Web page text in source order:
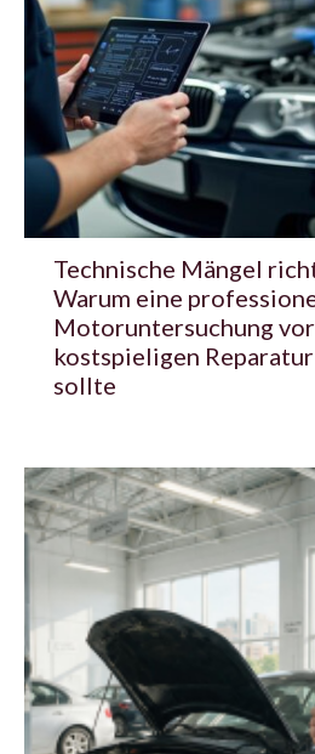
Technische Mängel
Warum eine
Motoruntersuchung
kostspieligen
sollte